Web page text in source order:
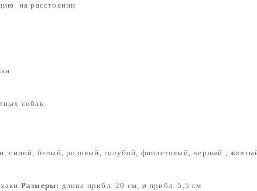
на расстоянии
собак.
синий, белый, розовый, голубой, фиолетовый, черный ,
Размеры: длина прибл. 20 см, ø прибл. 5,5 см